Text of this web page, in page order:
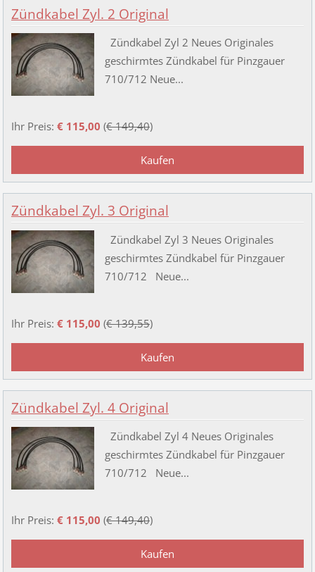
Zündkabel Zyl. 2 Original
Zündkabel Zyl 2 Neues Originales
geschirmtes Zündkabel für Pinzgauer
710/712 Neue...
Ihr Preis: € 115,00 (€ 149,40)
Zündkabel Zyl. 3 Original
Zündkabel Zyl 3 Neues Originales
geschirmtes Zündkabel für Pinzgauer
710/712 Neue...
Ihr Preis: € 115,00 (€ 139,55)
Zündkabel Zyl. 4 Original
Zündkabel Zyl 4 Neues Originales
geschirmtes Zündkabel für Pinzgauer
710/712 Neue...
Ihr Preis: € 115,00 (€ 149,40)